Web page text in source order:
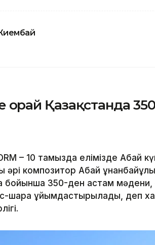
орай Қазақстанда
– 10 тамызда елімізде Абай
композитор Абай
бойынша 350-ден астам
шара ұйымдастырылады, деп